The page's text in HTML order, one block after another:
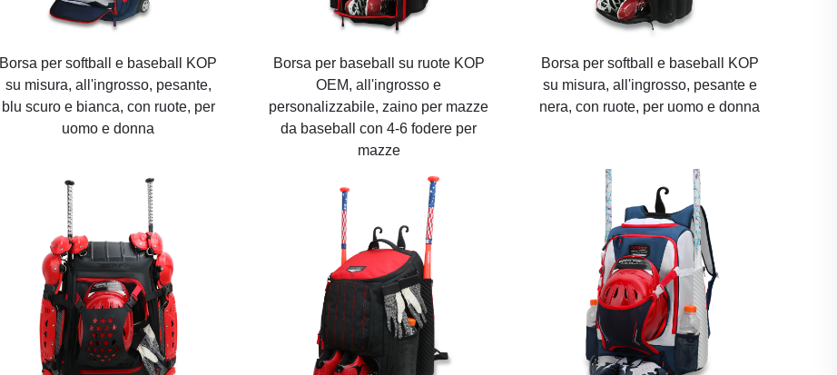
Borsa per softball e baseball KOP
su misura, all'ingrosso, pesante,
blu scuro e bianca, con ruote, per
uomo e donna
Borsa per baseball su ruote KOP
OEM, all'ingrosso e
personalizzabile, zaino per mazze
da baseball con 4-6 fodere per
mazze
Borsa per softball e baseball KOP
su misura, all'ingrosso, pesante e
nera, con ruote, per uomo e donna